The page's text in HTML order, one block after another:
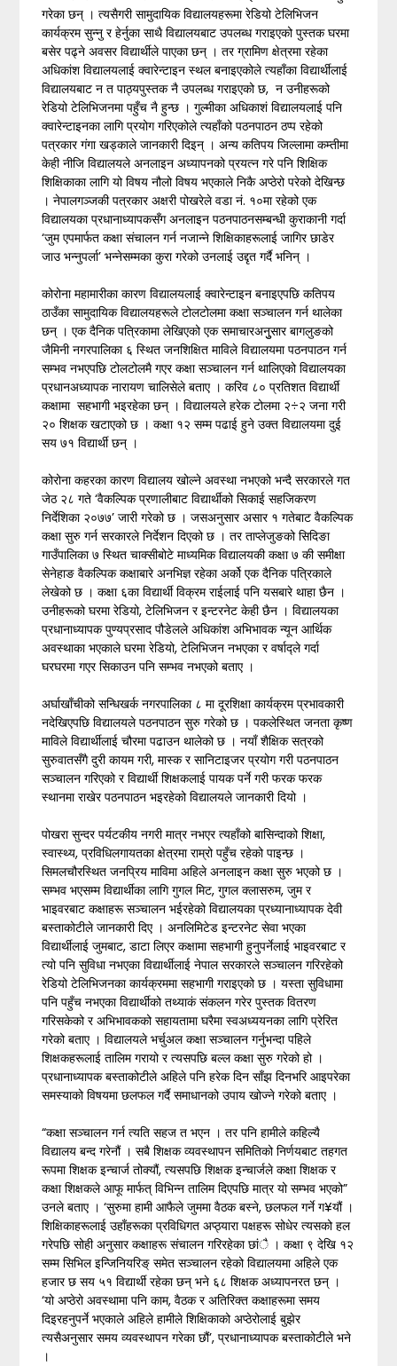
गरेका छन् । त्यसैगरी सामुदायिक विद्यालयहरूमा रेडियो टेलिभिजन
कार्यक्रम सुन्नु र हेर्नुका साथै विद्यालयबाट उपलब्ध गराइएको पुस्तक घरमा
बसेर पढ्ने अवसर विद्यार्थीले पाएका छन् । तर ग्रामिण क्षेत्रमा रहेका
अधिकांश विद्यालयलाई क्वारेन्टाइन स्थल बनाइएकोले त्यहाँका विद्यार्थीलाई
विद्यालयबाट न त पाठ्यपुस्तक नै उपलब्ध गराइएको छ, न उनीहरूको
रेडियो टेलिभिजनमा पहुँच नै हुन्छ । गुल्मीका अधिकाशं विद्यालयलाई पनि
क्वारेन्टाइनका लागि प्रयोग गरिएकोले त्यहाँको पठनपाठन ठप्प रहेको
पत्रकार गंगा खड्काले जानकारी दिइन् । अन्य कतिपय जिल्लामा कम्तीमा
केही नीजि विद्यालयले अनलाइन अध्यापनको प्रयत्न गरे पनि शिक्षिक
शिक्षिकाका लागि यो विषय नौलो विषय भएकाले निकै अप्ठेरो परेको देखिन्छ
। नेपालगञ्जकी पत्रकार अक्षरी पोखरेले वडा नं. १०मा रहेको एक
विद्यालयका प्रधानाध्यापकसँग अनलाइन पठनपाठनसम्बन्धी कुराकानी गर्दा
‘जुम एपमार्फत कक्षा संचालन गर्न नजान्ने शिक्षिकाहरूलाई जागिर छाडेर
जाउ भन्नुपर्ला’ भन्नेसम्मका कुरा गरेको उनलाई उद्दृत गर्दै भनिन् ।
कोरोना महामारीका कारण विद्यालयलाई क्वारेन्टाइन बनाइएपछि कतिपय
ठाउँका सामुदायिक विद्यालयहरूले टोलटोलमा कक्षा सञ्चालन गर्न थालेका
छन् । एक दैनिक पत्रिकामा लेखिएको एक समाचारअनुुसार बागलुङको
जैमिनी नगरपालिका ६ स्थित जनशिक्षित माविले विद्यालयमा पठनपाठन गर्न
सम्भव नभएपछि टोलटोलमै गएर कक्षा सञ्चालन गर्न थालिएको विद्यालयका
प्रधानअध्यापक नारायण चालिसेले बताए । करिव ८० प्रतिशत विद्यार्थी
कक्षामा सहभागी भइरहेका छन् । विद्यालयले हरेक टोलमा २÷२ जना गरी
२० शिक्षक खटाएको छ । कक्षा १२ सम्म पढाई हुने उक्त विद्यालयमा दुई
सय ७१ विद्यार्थी छन् ।
कोरोना कहरका कारण विद्यालय खोल्ने अवस्था नभएको भन्दै सरकारले गत
जेठ २८ गते ‘वैकल्पिक प्रणालीबाट विद्यार्थीको सिकाई सहजिकरण
निर्देशिका २०७७’ जारी गरेको छ । जसअनुसार असार १ गतेबाट वैकल्पिक
कक्षा सुरु गर्न सरकारले निर्देशन दिएको छ । तर ताप्लेजुङको सिदिङा
गाउँपालिका ७ स्थित चाक्सीबोटे माध्यमिक विद्यालयकी कक्षा ७ की समीक्षा
सेनेहाङ वैकल्पिक कक्षाबारे अनभिज्ञ रहेका अर्को एक दैनिक पत्रिकाले
लेखेको छ । कक्षा ६का विद्यार्थी विक्रम राईलाई पनि यसबारे थाहा छैन ।
उनीहरूको घरमा रेडियो, टेलिभिजन र इन्टरनेट केही छैन । विद्यालयका
प्रधानाध्यापक पुण्यप्रसाद पौडेलले अधिकांश अभिभावक न्यून आर्थिक
अवस्थाका भएकाले घरमा रेडियो, टेलिभिजन नभएका र वर्षाद्ले गर्दा
घरघरमा गएर सिकाउन पनि सम्भव नभएको बताए ।
अर्घाखाँचीको सन्धिखर्क नगरपालिका ८ मा दूरशिक्षा कार्यक्रम प्रभावकारी
नदेखिएपछि विद्यालयले पठनपाठन सुरु गरेको छ । पकलेस्थित जनता कृष्ण
माविले विद्यार्थीलाई चौरमा पढाउन थालेको छ । नयाँ शैक्षिक सत्रको
सुरुवातसँगै दुरी कायम गरी, मास्क र सानिटाइजर प्रयोग गरी पठनपाठन
सञ्चालन गरिएको र विद्यार्थी शिक्षकलाई पायक पर्ने गरी फरक फरक
स्थानमा राखेर पठनपाठन भइरहेको विद्यालयले जानकारी दियो ।
पोखरा सुन्दर पर्यटकीय नगरी मात्र नभएर त्यहाँको बासिन्दाको शिक्षा,
स्वास्थ्य, प्रविधिलगायतका क्षेत्रमा राम्रो पहुँच रहेको पाइन्छ ।
सिमलचौरस्थित जनप्रिय माविमा अहिले अनलाइन कक्षा सुरु भएको छ ।
सम्भव भएसम्म विद्यार्थीका लागि गुगल मिट, गुगल क्लासरुम, जुम र
भाइवरबाट कक्षाहरू सञ्चालन भईरहेको विद्यालयका प्रध्यानाध्यापक देवी
बस्ताकोटीले जानकारी दिए । अनलिमिटेड इन्टरनेट सेवा भएका
विद्यार्थीलाई जुमबाट, डाटा लिएर कक्षामा सहभागी हुनुपर्नेलाई भाइवरबाट र
त्यो पनि सुविधा नभएका विद्यार्थीलाई नेपाल सरकारले सञ्चालन गरिरहेको
रेडियो टेलिभिजनका कार्यक्रममा सहभागी गराइएको छ । यस्ता सुविधामा
पनि पहुँच नभएका विद्यार्थीको तथ्याकं संकलन गरेर पुस्तक वितरण
गरिसकेको र अभिभावकको सहायतामा घरैमा स्वअध्ययनका लागि प्रेरित
गरेको बताए । विद्यालयले भर्चुअल कक्षा सञ्चालन गर्नुभन्दा पहिले
शिक्षकहरूलाई तालिम गरायो र त्यसपछि बल्ल कक्षा सुरु गरेको हो ।
प्रधानाध्यापक बस्ताकोटीले अहिले पनि हरेक दिन साँझ दिनभरि आइपरेका
समस्याको विषयमा छलफल गर्दै समाधानको उपाय खोज्ने गरेको बताए ।
“कक्षा सञ्चालन गर्न त्यति सहज त भएन । तर पनि हामीले कहिल्यै
विद्यालय बन्द गरेनौं । सबै शिक्षक व्यवस्थापन समितिको निर्णयबाट तहगत
रूपमा शिक्षक इन्चार्ज तोक्यौं, त्यसपछि शिक्षक इन्चार्जले कक्षा शिक्षक र
कक्षा शिक्षकले आफू मार्फत् विभिन्न तालिम दिएपछि मात्र यो सम्भव भएको”
उनले बताए । ‘सुरुमा हामी आफैले जुममा वैठक बस्ने, छलफल गर्ने ग¥यौं ।
शिक्षिकाहरूलाई उहाँहरूका प्रविधिगत अप्ठ्यारा पक्षहरू सोधेर त्यसको हल
गरेपछि सोही अनुसार कक्षाहरू संचालन गरिरहेका छांै । कक्षा ९ देखि १२
सम्म सिभिल इन्जिनियरिङ् समेत सञ्चालन रहेको विद्यालयमा अहिले एक
हजार छ सय ५१ विद्यार्थी रहेका छन् भने ६८ शिक्षक अध्यापनरत छन् ।
‘यो अप्ठेरो अवस्थामा पनि काम, वैठक र अतिरिक्त कक्षाहरूमा समय
दिइरहनुपर्ने भएकाले अहिले हामीले शिक्षिकाको अप्ठेरोलाई बुझेर
त्यसैअनुसार समय व्यवस्थापन गरेका छौं’, प्रधानाध्यापक बस्ताकोटीले भने
।